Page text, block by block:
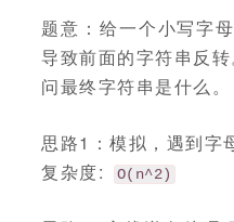
题意：给一个小写字
导致前面的字符串反转
问最终字符串是什么。
思路1：模拟，遇到字
复杂度:
O(n^2)